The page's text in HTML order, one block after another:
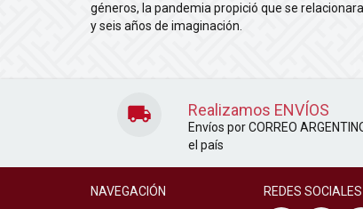
géneros, la pandemia propició que se
y seis años de imaginación.
Realizamos ENVÍOS
Envíos por CORREO
el país
NAVEGACIÓN REDES SOCIALES